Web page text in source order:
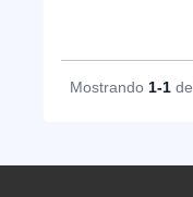
Mostrando 1-1 de